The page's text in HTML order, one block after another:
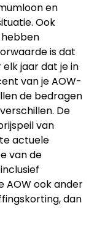
en
Ook
hebben
is dat
jaar dat je in
van je AOW-
de bedragen
De
van
actuele
van de
AOW ook ander
dan